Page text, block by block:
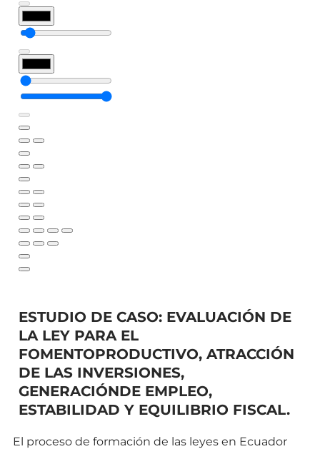
ESTUDIO DE CASO: EVALUACIÓN DE
LA LEY PARA EL
FOMENTOPRODUCTIVO, ATRACCIÓN
DE LAS INVERSIONES,
GENERACIÓNDE EMPLEO,
ESTABILIDAD Y EQUILIBRIO FISCAL.
El proceso de formación de las leyes en Ecuador